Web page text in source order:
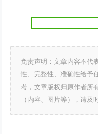
免责声明：文章内容不代
性、完整性、准确性给予
考，文章版权归原作者所
（内容、图片等），请及